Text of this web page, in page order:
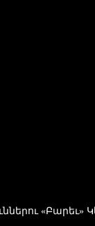
«Բարեւ»